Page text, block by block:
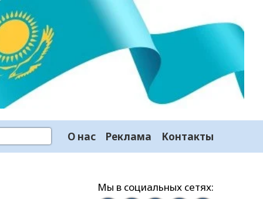
О нас Реклама Контакты
Мы в социальных сетях: